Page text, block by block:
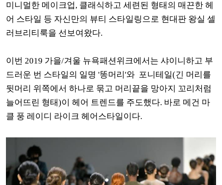
미니멀한 메이크업, 클래식하고 세련된 형태의 매끈한 헤
어 스타일 등 자신만의 뷰티 스타일링으로 현대판 왕실 셀
러브리티룩을 선보여왔다.
이번 2019 가을/겨울 뉴욕패션위크에서는 샤이니하고 부
드러운 번 스타일의 일명 '똥머리'와 포니테일(긴 머리를
뒷머리 위쪽에서 하나로 묶고 머리끝을 망아지 꼬리처럼
늘어뜨린 형태)이 헤어 트렌드를 주도했다. 바로 메건 마
클 풍 레이디 라이크 헤어스타일이다.